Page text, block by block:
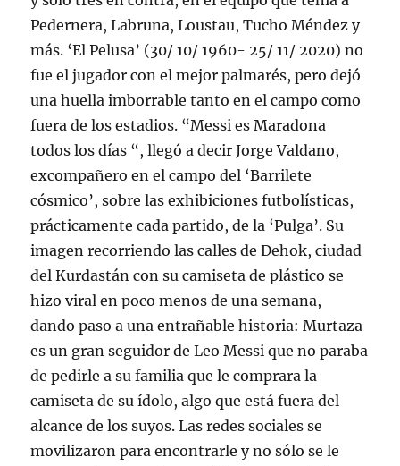
Pedernera, Labruna, Loustau, Tucho Méndez y
más. ‘El Pelusa’ (30/ 10/ 1960- 25/ 11/ 2020) no
fue el jugador con el mejor palmarés, pero dejó
una huella imborrable tanto en el campo como
fuera de los estadios. “Messi es Maradona
todos los días “, llegó a decir Jorge Valdano,
excompañero en el campo del ‘Barrilete
cósmico’, sobre las exhibiciones futbolísticas,
prácticamente cada partido, de la ‘Pulga’. Su
imagen recorriendo las calles de Dehok, ciudad
del Kurdastán con su camiseta de plástico se
hizo viral en poco menos de una semana,
dando paso a una entrañable historia: Murtaza
es un gran seguidor de Leo Messi que no paraba
de pedirle a su familia que le comprara la
camiseta de su ídolo, algo que está fuera del
alcance de los suyos. Las redes sociales se
movilizaron para encontrarle y no sólo se le